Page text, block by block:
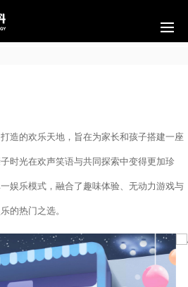
造的欢乐天地，旨在为家长和孩子搭建一座
时光在欢声笑语与共同探索中变得更加珍
娱乐模式，融合了趣味体验、无动力游戏与
的热门之选。